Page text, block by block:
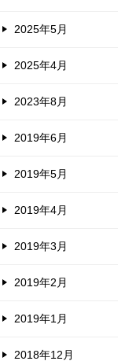
2025年5月
2025年4月
2023年8月
2019年6月
2019年5月
2019年4月
2019年3月
2019年2月
2019年1月
2018年12月